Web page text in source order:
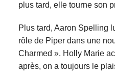
plus tard, elle tourne son
Plus tard, Aaron Spelling
rôle de Piper dans une
Charmed ». Holly Marie
après, on a toujours le